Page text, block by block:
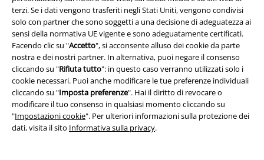
terzi. Se i dati vengono trasferiti negli Stati Uniti, vengono condivisi
solo con partner che sono soggetti a una decisione di adeguatezza ai
sensi della normativa UE vigente e sono adeguatamente certificati.
Facendo clic su "Accetto", si acconsente alluso dei cookie da parte
nostra e dei nostri partner. In alternativa, puoi negare il consenso
cliccando su "Rifiuta tutto": in questo caso verranno utilizzati solo i
cookie necessari. Puoi anche modificare le tue preferenze individuali
cliccando su "Imposta preferenze". Hai il diritto di revocare o
modificare il tuo consenso in qualsiasi momento cliccando su
"Impostazioni cookie". Per ulteriori informazioni sulla protezione dei
dati, visita il sito Informativa sulla privacy.
campo dedicato del carrello. Libri, media (CD, DVD, vinili, ecc.), Funko
Pop!, biglietti, articoli Rammstein, (Till) Lindemann, Die Ärzte, Die Toten
Hosen, Feine Sahne Fischfilet, Broilers, Böhse Onkelz, buoni regalo e
articoli che prevedono una donazione nel prezzo sono esclusi dalla
promo.
Il nostro servizio clienti è qui per te